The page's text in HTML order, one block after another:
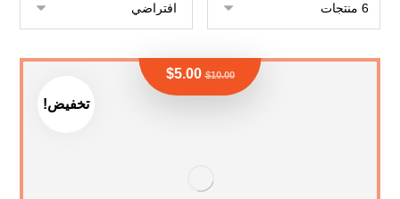
تخفيض!
$10.00
$5.00